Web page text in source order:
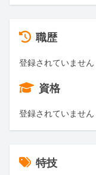
職歴
登録されていません
資格
登録されていません
特技